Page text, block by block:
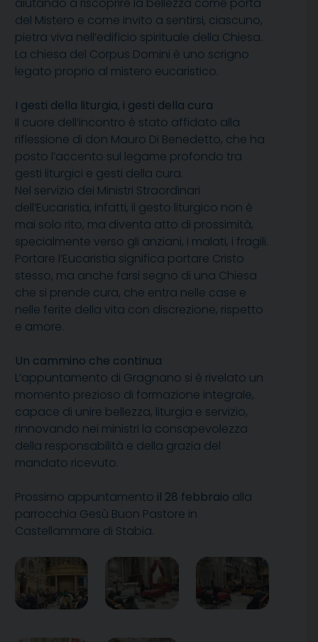
del Mistero e come invito a sentirsi, ciascuno,
pietra viva nell’edificio spirituale della Chiesa.
La chiesa del Corpus Domini è uno scrigno
legato proprio al mistero eucaristico.
I gesti della liturgia, i gesti della cura
Il cuore dell’incontro è stato affidato alla
riflessione di don Mauro Di Benedetto, che ha
posto l’accento sul legame profondo tra
gesti liturgici e gesti della cura.
Nel servizio dei Ministri Straordinari
dell’Eucaristia, infatti, il gesto liturgico non è
mai solo rito, ma diventa atto di prossimità,
specialmente verso gli anziani, i malati, i fragili.
Portare l’Eucaristia significa portare Cristo
stesso, ma anche farsi segno di una Chiesa
che si prende cura, che entra nelle case e
nelle ferite della vita con discrezione, rispetto
e amore.
Un cammino che continua
L’appuntamento di Gragnano si è rivelato un
momento prezioso di formazione integrale,
capace di unire bellezza, liturgia e servizio,
rinnovando nei ministri la consapevolezza
della responsabilità e della grazia del
mandato ricevuto.
Prossimo appuntamento il 28 febbraio alla
parrocchia Gesù Buon Pastore in
Castellammare di Stabia.